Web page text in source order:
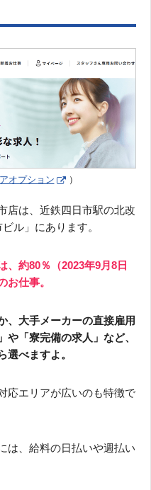
オプション ）
店は、近鉄四日市駅の北改
ル」にあります。
、約80％（2023年9月8日
お仕事。
、大手メーカーの直接雇用
「寮完備の求人」など、
選べますよ。
応エリアが広いのも特徴で
は、給料の日払いや週払い